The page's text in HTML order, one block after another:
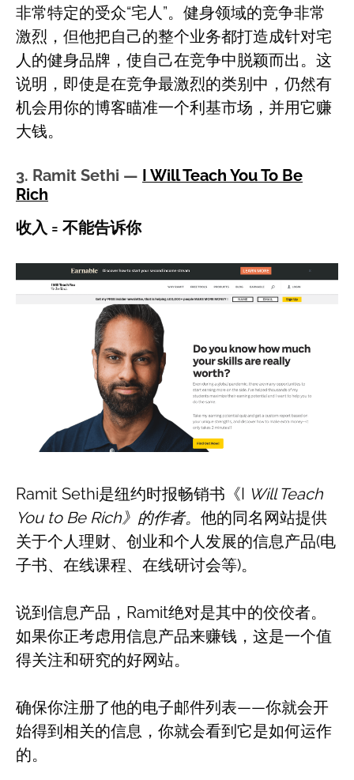
非常特定的受众“宅人”。健身领域的竞争非常
激烈，但他把自己的整个业务都打造成针对宅
人的健身品牌，使自己在竞争中脱颖而出。这
说明，即使是在竞争最激烈的类别中，仍然有
机会用你的博客瞄准一个利基市场，并用它赚
大钱。
3. Ramit Sethi —
I Will Teach You To Be
Rich
收入 = 不能告诉你
Ramit Sethi是纽约时报畅销书《I Will Teach
You to Be Rich》的作者。 他的同名网站提供
关于个人理财、创业和个人发展的信息产品(电
子书、在线课程、在线研讨会等)。
说到信息产品，Ramit绝对是其中的佼佼者。
如果你正考虑用信息产品来赚钱，这是一个值
得关注和研究的好网站。
确保你注册了他的电子邮件列表——你就会开
始得到相关的信息，你就会看到它是如何运作
的。